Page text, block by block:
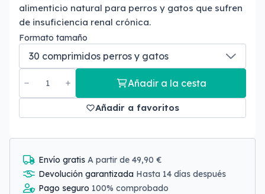
alimenticio natural para perros y gatos que sufren
de insuficiencia renal crónica.
Formato tamaño
Añadir a la cesta
Añadir a favoritos
Envío gratis A partir de 49,90 €
Devolución garantizada Hasta 14 días después
Pago seguro 100% comprobado